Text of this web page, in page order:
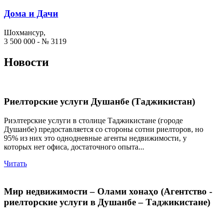
Дома и Дачи
Шохмансур,
3 500 000 - № 3119
Новости
Риелторские услуги Душанбе (Таджикистан)
Риэлтерские услуги в столице Таджикистане (городе
Душанбе) предоставляется со стороны сотни риелторов, но
95% из них это однодневные агенты недвижимости, у
которых нет офиса, достаточного опыта...
Читать
Мир недвижимости – Олами хонаҳо (Агентство -
риелторские услуги в Душанбе – Таджикистане)